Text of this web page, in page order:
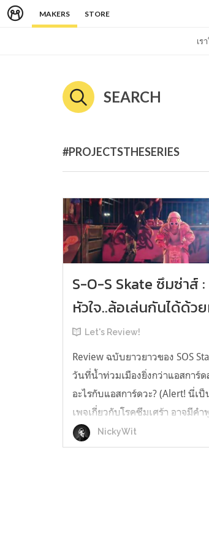
MAKERS STORE
เร
SEARCH
#PROJECTSTHESERIES
S-O-S Skate ซึมซ่าส์
หัวใจ..ล้อเล่นกันได้ด้ว
Let's Review!
Review ฉบับยาวยาวของ SOS
วันที่น้ำท่วมเมืองยิ่งกว่าแอสการ์ด
อะไรกับแอสการ์ดวะ? (Alert! นี่เ
เพจเกี่ยวกับโรคซึมเศร้า อาจมีค
กระเทือนผู้ป่วยเเละทีมงาน และมั
กราบขออภัยไว้ก่อนเลย เรามีเจต
NickyWit